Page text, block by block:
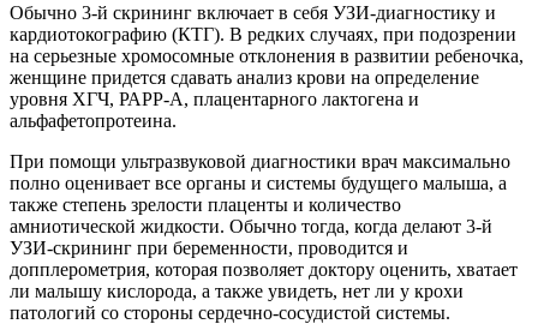
Обычно 3-й скрининг включает в себя УЗИ-диагностику и
кардиотокографию (КТГ). В редких случаях, при подозрении
на серьезные хромосомные отклонения в развитии ребеночка,
женщине придется сдавать анализ крови на определение
уровня ХГЧ, РАРР-А, плацентарного лактогена и
альфафетопротеина.
При помощи ультразвуковой диагностики врач максимально
полно оценивает все органы и системы будущего малыша, а
также степень зрелости плаценты и количество
амниотической жидкости. Обычно тогда, когда делают 3-й
УЗИ-скрининг при беременности, проводится и
допплерометрия, которая позволяет доктору оценить, хватает
ли малышу кислорода, а также увидеть, нет ли у крохи
патологий со стороны сердечно-сосудистой системы.